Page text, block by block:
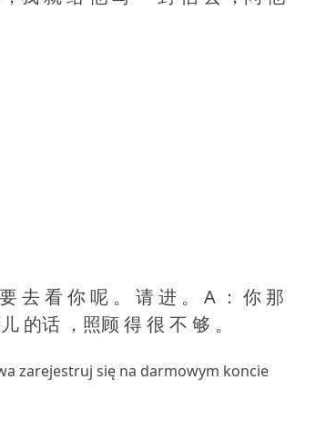
去 看 你 呢 。 请 进 。
A ： 你 那
的话 ，照顾 得 很 不 够 。
zarejestruj się na darmowym koncie